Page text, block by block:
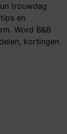
trouwdag
en
Word B&B
kortingen